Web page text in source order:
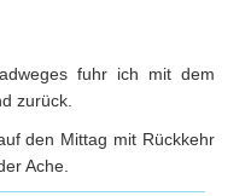
fuhr ich mit dem
zurück.
den Mittag mit Rückkehr
Ache.